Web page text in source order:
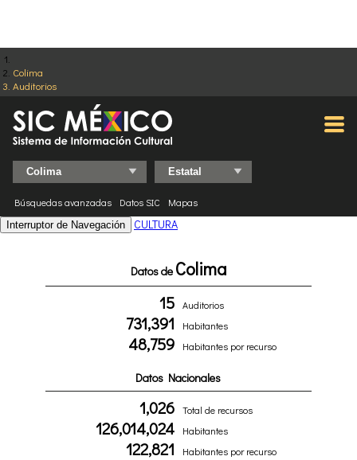
Colima
Auditorios
Búsquedas avanzadas Datos SIC Mapas
Interruptor de Navegación CULTURA
Datos de Colima
15 Auditorios
731,391 Habitantes
48,759 Habitantes por recurso
Datos Nacionales
1,026 Total de recursos
126,014,024 Habitantes
122,821 Habitantes por recurso